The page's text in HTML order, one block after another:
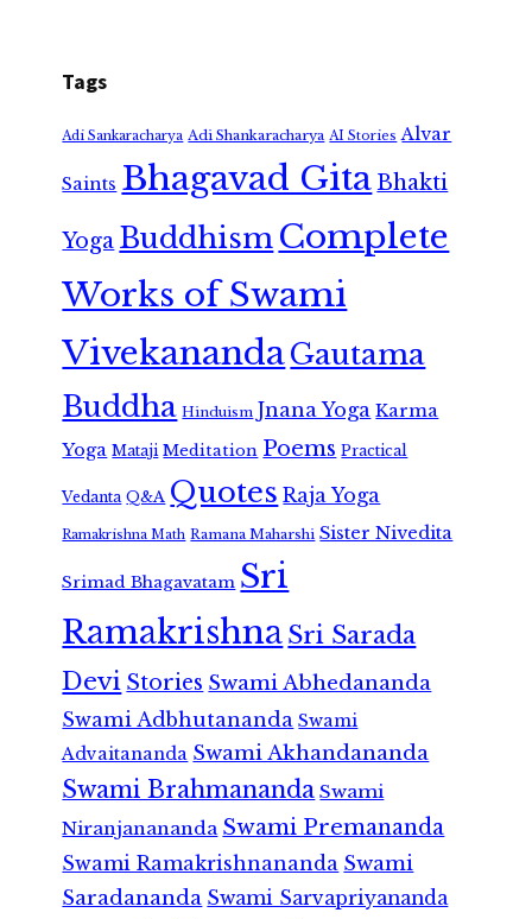
Tags
Adi Sankaracharya Adi Shankaracharya AI Stories Alvar
Saints Bhagavad GitaBhakti
Yoga Buddhism Complete
Works of Swami
VivekanandaGautama
Buddha Hinduism Jnana Yoga Karma
Yoga Mataji Meditation Poems Practical
Vedanta Q&A Quotes Raja Yoga
Ramakrishna Math Ramana Maharshi Sister Nivedita
Srimad Bhagavatam Sri
RamakrishnaSri Sarada
Devi Stories Swami Abhedananda
Swami Adbhutananda Swami
Advaitananda Swami Akhandananda
Swami Brahmananda Swami
Niranjanananda Swami Premananda
Swami Ramakrishnananda Swami
Saradananda Swami Sarvapriyananda